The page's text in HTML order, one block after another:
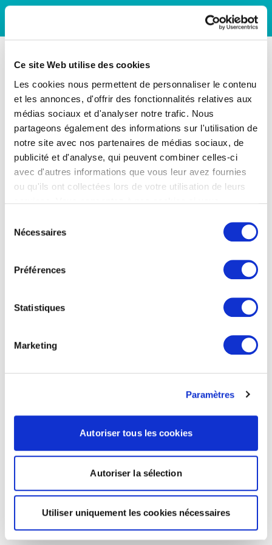
Ce site Web utilise des cookies
Les cookies nous permettent de personnaliser le contenu
et les annonces, d'offrir des fonctionnalités relatives aux
médias sociaux et d'analyser notre trafic. Nous
partageons également des informations sur l'utilisation de
notre site avec nos partenaires de médias sociaux, de
publicité et d'analyse, qui peuvent combiner celles-ci
avec d'autres informations que vous leur avez fournies
ou qu'ils ont collectées lors de votre utilisation de leurs
Nécessaires
Préférences
Statistiques
Marketing
Paramètres
Autoriser tous les cookies
Autoriser la sélection
Utiliser uniquement les cookies nécessaires